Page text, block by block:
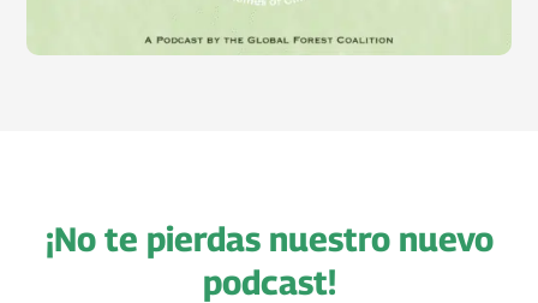
¡No te pierdas nuestro nuevo
podcast!